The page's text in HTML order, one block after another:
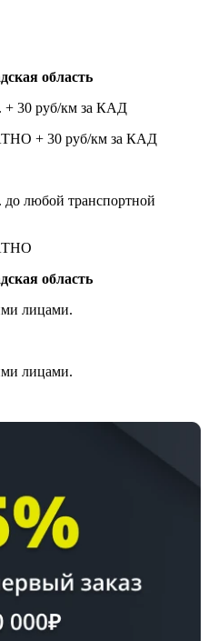
область
+ 30 руб/км за КАД
+ 30 руб/км за КАД
до любой транспортной
область
лицами.
лицами.